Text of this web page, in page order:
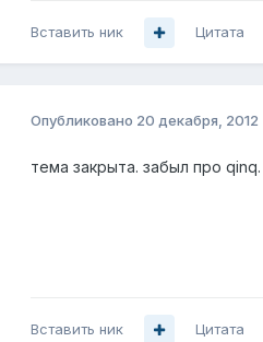
Вставить ник Цитата
Опубликовано 20 декабря, 2012
тема закрыта. забыл про qinq.
Вставить ник Цитата